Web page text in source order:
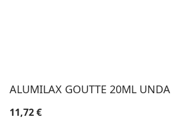
ALUMILAX GOUTTE 20ML UNDA
11,72€